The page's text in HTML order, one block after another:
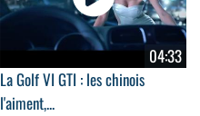
04:33
La Golf VI GTI : les chinois
l'aiment,...